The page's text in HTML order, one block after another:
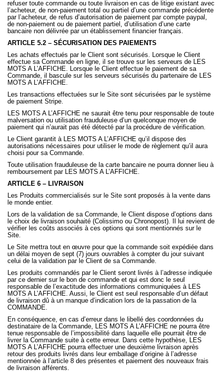
refuser toute commande ou toute livraison en cas de litige existant avec
l’acheteur, de non-paiement total ou partiel d’une commande précédente
par l’acheteur, de refus d’autorisation de paiement par compte paypal,
de non-paiement ou de paiement partiel, d’utilisation d’une carte
bancaire non délivrée par un établissement financier français.
ARTICLE 5.2 – SÉCURISATION DES PAIEMENTS
Les achats effectués par le Client sont sécurisés. Lorsque le Client
effectue sa Commande en ligne, il se trouve sur les serveurs de LES
MOTS A L’AFFICHE. Lorsque le Client effectue le paiement de sa
Commande, il bascule sur les serveurs sécurisés du partenaire de LES
MOTS A L’AFFICHE.
Les transactions effectuées sur le Site sont sécurisées par le système
de paiement Stripe.
LES MOTS A L’AFFICHE ne saurait être tenu pour responsable de toute
malversation ou utilisation frauduleuse d’un quelconque moyen de
paiement qui n’aurait pas été détecté par la procédure de vérification.
Le Client garantit à LES MOTS A L’AFFICHE qu’il dispose des
autorisations nécessaires pour utiliser le mode de règlement qu’il aura
choisi pour sa Commande.
Toute utilisation frauduleuse de la carte bancaire ne pourra donner lieu à
remboursement par LES MOTS A L’AFFICHE.
ARTICLE 6 – LIVRAISON
Les Produits commercialisés sur le Site sont proposés à la vente dans
le monde entier.
Lors de la validation de sa Commande, le Client dispose d’options dans
le choix de livraison souhaité (Colissimo ou Chronopost). Il lui revient de
vérifier les coûts associés à ces options qui sont mentionnés sur le
Site.
Le Site mettra tout en œuvre pour que la commande soit expédiée dans
un délai moyen de sept (7) jours ouvrables à compter du jour suivant
celui de la validation par le Client de sa Commande.
Les produits commandés par le Client seront livrés à l’adresse indiquée
par ce dernier sur le bon de commande et qui est donc le seul
responsable de l’exactitude des informations communiquées à LES
MOTS A L’AFFICHE. Aussi, le Client est seul responsable d’un défaut
de livraison dû à un manque d’indication lors de la passation de la
COMMANDE.
En conséquence, en cas d’erreur dans le libellé des coordonnées du
destinataire de la Commande, LES MOTS A L’AFFICHE ne pourra être
tenue responsable de l’impossibilité dans laquelle elle pourrait être de
livrer la Commande suite à cette erreur. Dans cette hypothèse, LES
MOTS A L’AFFICHE pourra effectuer une deuxième livraison après
retour des produits livrés dans leur emballage d’origine à l’adresse
mentionnée à l’article 8 des présentes et paiement des nouveaux frais
de livraison afférents.